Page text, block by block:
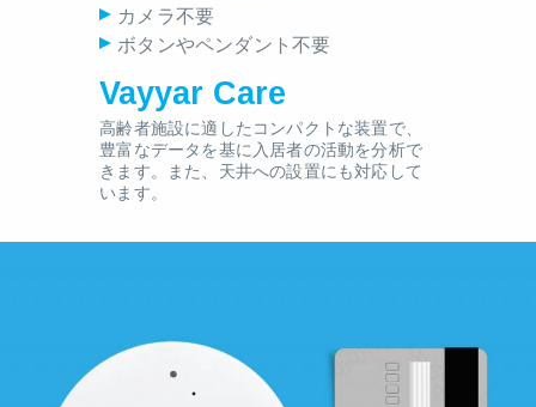
カメラ不要
ボタンやペンダント不要
Vayyar Care
高齢者施設に適したコンパクトな装置で、
豊富なデータを基に入居者の活動を分析で
きます。また、天井への設置にも対応して
います。